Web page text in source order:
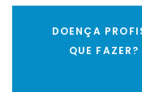
DOENÇA
QUE